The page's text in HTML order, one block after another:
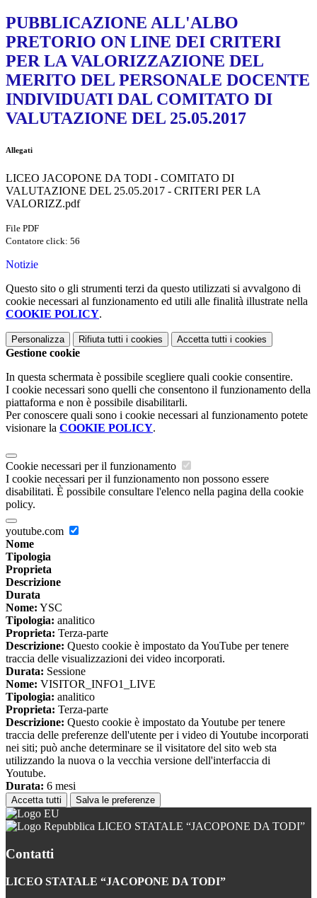
PUBBLICAZIONE ALL'ALBO
PRETORIO ON LINE DEI CRITERI
PER LA VALORIZZAZIONE DEL
MERITO DEL PERSONALE DOCENTE
INDIVIDUATI DAL COMITATO DI
VALUTAZIONE DEL 25.05.2017
Allegati
LICEO JACOPONE DA TODI - COMITATO DI
VALUTAZIONE DEL 25.05.2017 - CRITERI PER LA
VALORIZZ.pdf
File PDF
Contatore click: 56
Notizie
Questo sito o gli strumenti terzi da questo utilizzati si avvalgono di
cookie necessari al funzionamento ed utili alle finalità illustrate nella
COOKIE POLICY.
Personalizza Rifiuta tutti i cookies Accetta tutti i cookies
Gestione cookie
In questa schermata è possibile scegliere quali cookie consentire.
I cookie necessari sono quelli che consentono il funzionamento della
piattaforma e non è possibile disabilitarli.
Per conoscere quali sono i cookie necessari al funzionamento potete
visionare la COOKIE POLICY.
Cookie necessari per il funzionamento
I cookie necessari per il funzionamento non possono essere
disabilitati. È possibile consultare l'elenco nella pagina della cookie
policy.
youtube.com
Nome
Tipologia
Proprieta
Descrizione
Durata
Nome: YSC
Tipologia: analitico
Proprieta: Terza-parte
Descrizione: Questo cookie è impostato da YouTube per tenere
traccia delle visualizzazioni dei video incorporati.
Durata: Sessione
Nome: VISITOR_INFO1_LIVE
Tipologia: analitico
Proprieta: Terza-parte
Descrizione: Questo cookie è impostato da Youtube per tenere
traccia delle preferenze dell'utente per i video di Youtube incorporati
nei siti; può anche determinare se il visitatore del sito web sta
utilizzando la nuova o la vecchia versione dell'interfaccia di
Youtube.
Durata: 6 mesi
Accetta tutti Salva le preferenze
LICEO STATALE “JACOPONE DA TODI”
Contatti
LICEO STATALE “JACOPONE DA TODI”